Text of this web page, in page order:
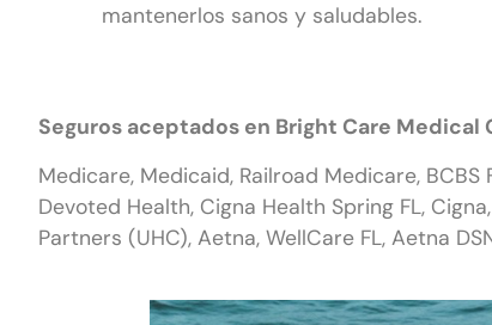
mantenerlos sanos y saludables.
Seguros aceptados en Bright Care Medical
Medicare, Medicaid, Railroad Medicare,
Devoted Health, Cigna Health Spring FL,
Partners (UHC), Aetna, WellCare FL, Aetna